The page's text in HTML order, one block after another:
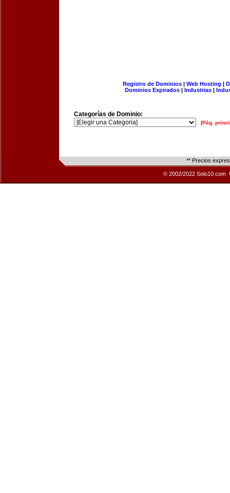
Registro de Dominios| Web Hosting |
Dominios Expirados | Industrias |
Categorías de Dominio:
[Pág.
** Precios
© 2002/2022 Solo10.com